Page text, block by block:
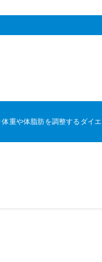
重や体脂肪を調整するダイ